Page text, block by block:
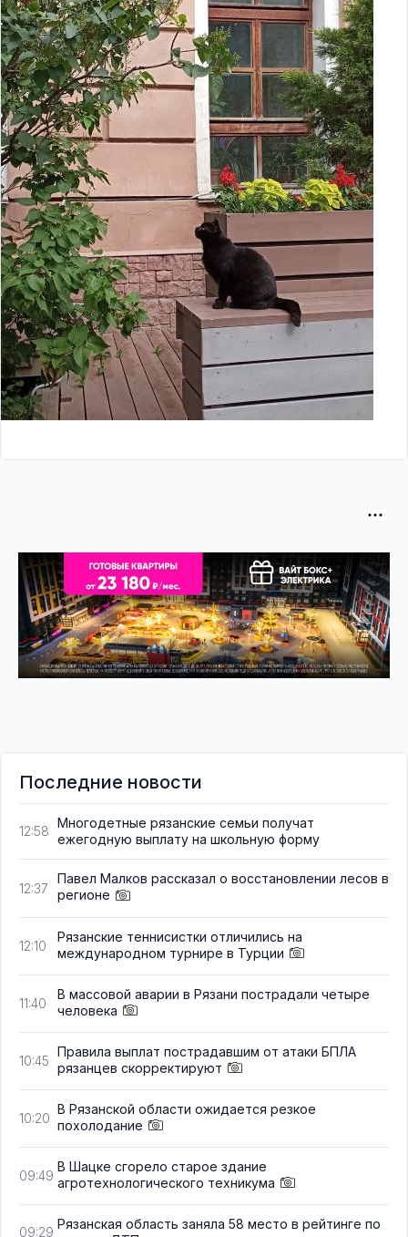
Последние новости
12:58
Многодетные рязанские семьи получат
ежегодную выплату на школьную форму
12:37
Павел Малков рассказал о восстановлении лесов в
регионе
12:10
Рязанские теннисистки отличились на
международном турнире в Турции
11:40
В массовой аварии в Рязани пострадали четыре
человека
10:45
Правила выплат пострадавшим от атаки БПЛА
рязанцев скорректируют
10:20
В Рязанской области ожидается резкое
похолодание
09:49
В Шацке сгорело старое здание
агротехнологического техникума
09:29
Рязанская область заняла 58 место в рейтинге по